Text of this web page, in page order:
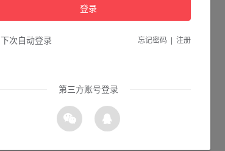
登录
下次自动登录 忘记密码 注册
第三方账号登录